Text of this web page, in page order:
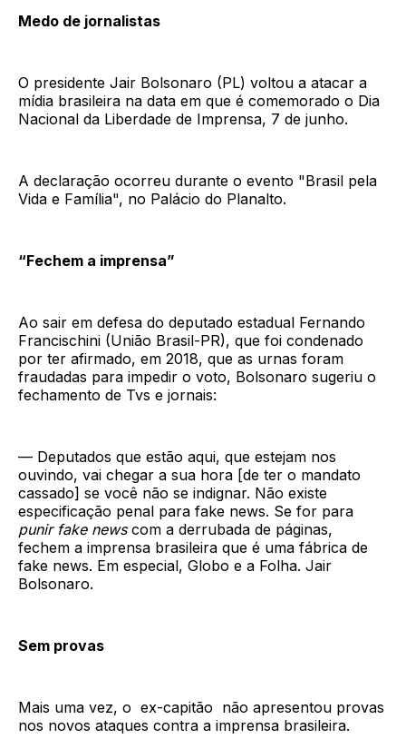
Medo de jornalistas
O presidente Jair Bolsonaro (PL) voltou a atacar a
mídia brasileira na data em que é comemorado o Dia
Nacional da Liberdade de Imprensa, 7 de junho.
A declaração ocorreu durante o evento "Brasil pela
Vida e Família", no Palácio do Planalto.
“Fechem a imprensa”
Ao sair em defesa do deputado estadual Fernando
Francischini (União Brasil-PR), que foi condenado
por ter afirmado, em 2018, que as urnas foram
fraudadas para impedir o voto, Bolsonaro sugeriu o
fechamento de Tvs e jornais:
— Deputados que estão aqui, que estejam nos
ouvindo, vai chegar a sua hora [de ter o mandato
cassado] se você não se indignar. Não existe
especificação penal para fake news. Se for para
punir fake newscom a derrubada de páginas,
fechem a imprensa brasileira que é uma fábrica de
fake news. Em especial, Globo e a Folha. Jair
Bolsonaro.
Sem provas
Mais uma vez, o ex-capitão não apresentou provas
nos novos ataques contra a imprensa brasileira.